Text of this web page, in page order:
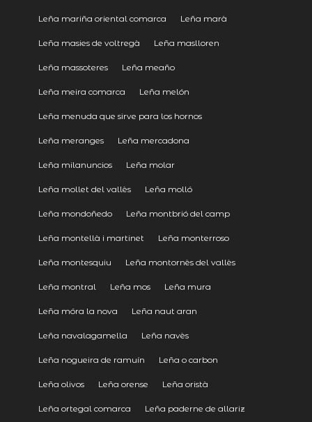
Leña mariña oriental comarca Leña marà
Leña masies de voltregà Leña maslloren
Leña massoteres Leña meaño
Leña meira comarca Leña melón
Leña menuda que sirve para los hornos
Leña meranges Leña mercadona
Leña milanuncios Leña molar
Leña mollet del vallès Leña molló
Leña mondoñedo Leña montbrió del camp
Leña montellà i martinet Leña monterroso
Leña montesquiu Leña montornès del vallès
Leña montral Leña mos Leña mura
Leña móra la nova Leña naut aran
Leña navalagamella Leña navès
Leña nogueira de ramuín Leña o carbon
Leña olivos Leña orense Leña oristà
Leña ortegal comarca Leña paderne de allariz